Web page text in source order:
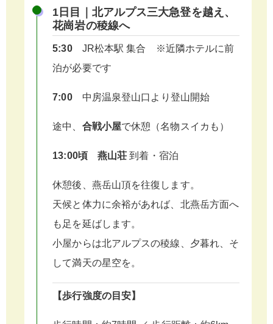
1日目｜北アルプス三大急登を越え、
花崗岩の稜線へ
5:30JR松本駅 集合 ※近隣ホテルに前
泊が必要です
7:00中房温泉登山口より登山開始
途中、 合戦小屋で休憩（名物スイカも）
13:00頃 燕山荘 到着・宿泊
休憩後、燕岳山頂を往復します。
天候と体力に余裕があれば、北燕岳方面へ
も足を延ばします。
小屋からは北アルプスの稜線、夕暮れ、そ
して満天の星空を。
【歩行強度の目安】